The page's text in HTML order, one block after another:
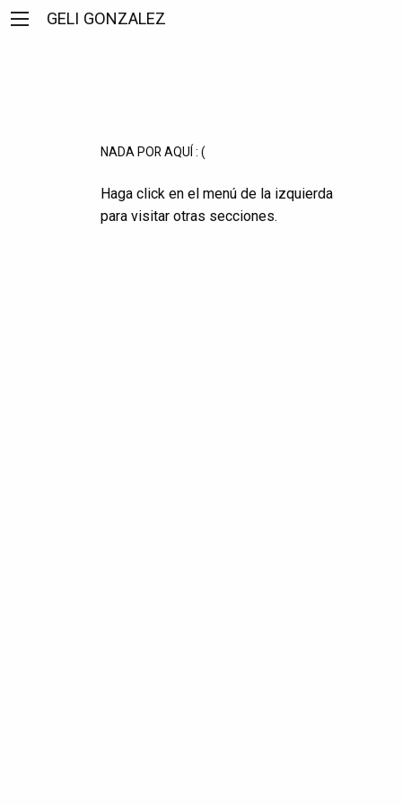
Skip
to
GELI GONZALEZ
NADA POR AQUÍ : (
Haga click en el menú de la izquierda
para visitar otras secciones.